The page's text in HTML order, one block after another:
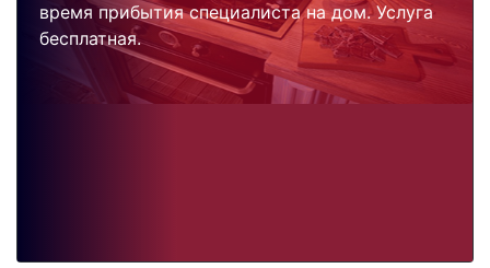
время прибытия специалиста на дом. Услуга
бесплатная.